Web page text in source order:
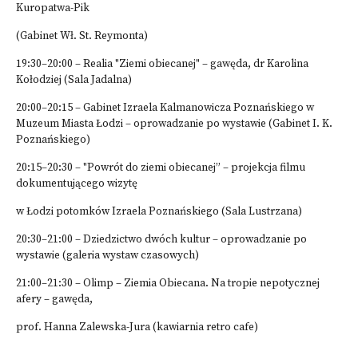
Kuropatwa-Pik
(Gabinet Wł. St. Reymonta)
19:30–20:00 – Realia "Ziemi obiecanej" – gawęda, dr Karolina
Kołodziej (Sala Jadalna)
20:00–20:15 – Gabinet Izraela Kalmanowicza Poznańskiego w
Muzeum Miasta Łodzi – oprowadzanie po wystawie (Gabinet I. K.
Poznańskiego)
20:15–20:30 – "Powrót do ziemi obiecanej” – projekcja filmu
dokumentującego wizytę
w Łodzi potomków Izraela Poznańskiego (Sala Lustrzana)
20:30–21:00 – Dziedzictwo dwóch kultur – oprowadzanie po
wystawie (galeria wystaw czasowych)
21:00–21:30 – Olimp – Ziemia Obiecana. Na tropie nepotycznej
afery – gawęda,
prof. Hanna Zalewska-Jura (kawiarnia retro cafe)